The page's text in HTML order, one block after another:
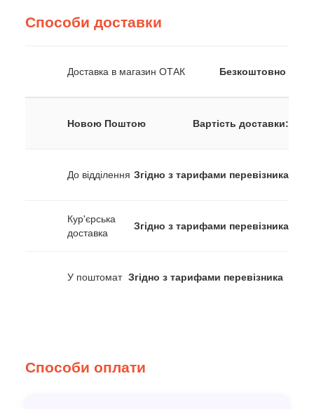
Способи доставки
Доставка в магазин ОТАК Безкоштовно
Новою Поштою Вартість доставки:
До відділення Згідно з тарифами перевізника
Кур'єрська
доставка
Згідно з тарифами перевізника
У поштомат Згідно з тарифами перевізника
Способи оплати